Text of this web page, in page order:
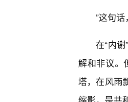
”这句
在“内
解和非议。
塔，在风雨